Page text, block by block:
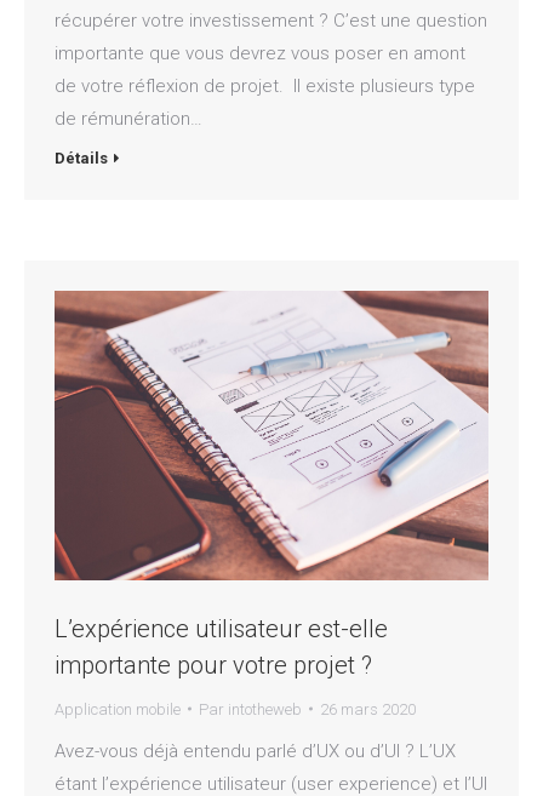
récupérer votre investissement ? C’est une question
importante que vous devrez vous poser en amont
de votre réflexion de projet. Il existe plusieurs type
de rémunération…
Détails
L’expérience utilisateur est-elle
importante pour votre projet ?
Application mobile Par intotheweb 26 mars 2020
Avez-vous déjà entendu parlé d’UX ou d’UI ? L’UX
étant l’expérience utilisateur (user experience) et l’UI